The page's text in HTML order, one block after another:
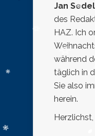
Jan
des
HAZ. Ich
während
täglich in
Sie also
herein.